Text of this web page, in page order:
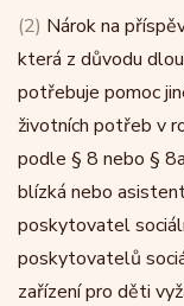
(2) Nárok na
která z důvodu
potřebuje pomoc
životních potřeb v
podle § 8 nebo §
blízká nebo
poskytovatel
poskytovatelů
zařízení pro děti